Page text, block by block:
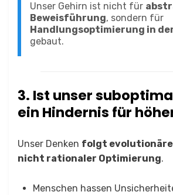
Unser Gehirn ist nicht für
Beweisführung, sondern für
Handlungsoptimierung in
gebaut.
3. Ist unser
ein Hindernis für
Unser Denken folgt
nicht rationaler Optimierung.
Menschen hassen